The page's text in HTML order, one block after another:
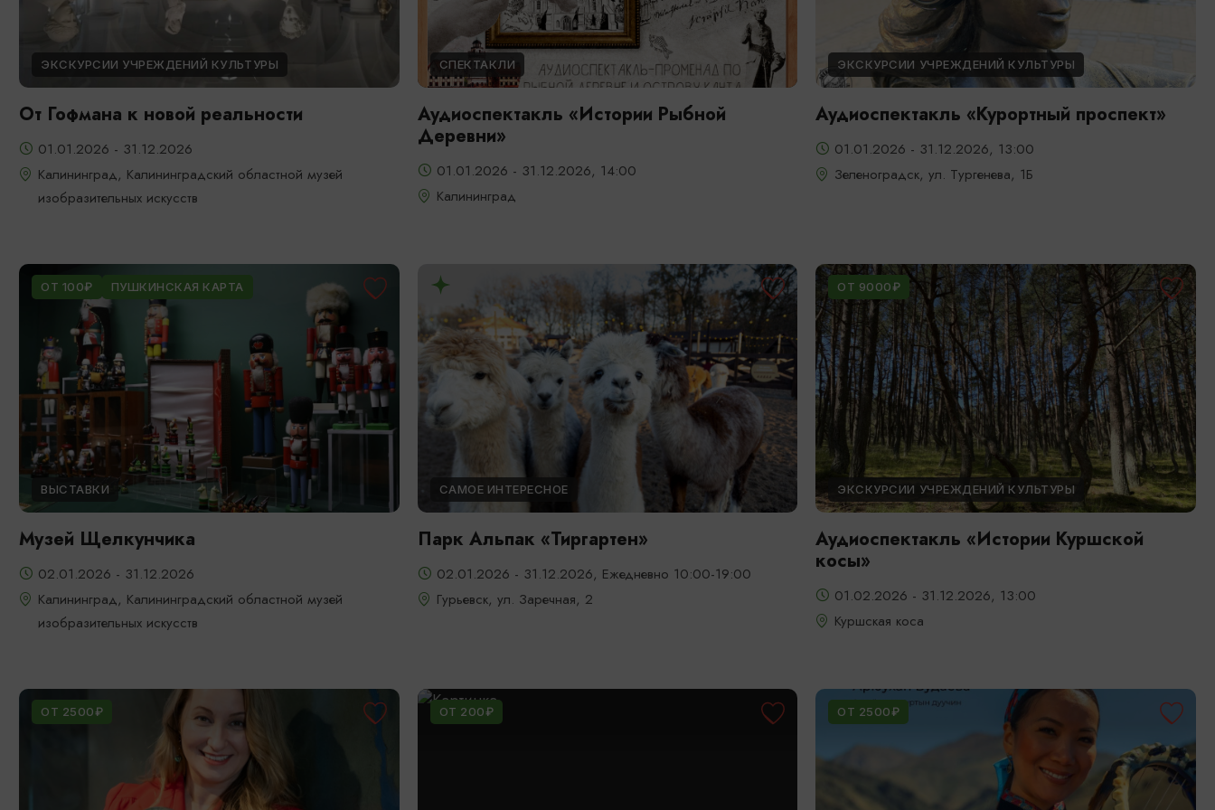
ЭКСКУРСИИ УЧРЕЖДЕНИЙ КУЛЬТУРЫ
От Гофмана к новой реальности
01.01.2026 - 31.12.2026
Калининград, Калининградский областной музей
изобразительных искусств
СПЕКТАКЛИ
Аудиоспектакль «Истории Рыбной
Деревни»
01.01.2026 - 31.12.2026, 14:00
Калининград
ЭКСКУРСИИ УЧРЕЖДЕНИЙ КУЛЬТУРЫ
Аудиоспектакль «Курортный проспект»
01.01.2026 - 31.12.2026, 13:00
Зеленоградск, ул. Тургенева, 1Б
ОТ 100₽ ПУШКИНСКАЯ КАРТА
ВЫСТАВКИ
Музей Щелкунчика
02.01.2026 - 31.12.2026
Калининград, Калининградский областной музей
изобразительных искусств
САМОЕ ИНТЕРЕСНОЕ
Парк Альпак «Тиргартен»
02.01.2026 - 31.12.2026, Ежедневно 10:00-19:00
Гурьевск, ул. Заречная, 2
ОТ 9000₽
ЭКСКУРСИИ УЧРЕЖДЕНИЙ КУЛЬТУРЫ
Аудиоспектакль «Истории Куршской
косы»
01.02.2026 - 31.12.2026, 13:00
Куршская коса
ОТ 2500₽ ОТ 200₽ ОТ 2500₽